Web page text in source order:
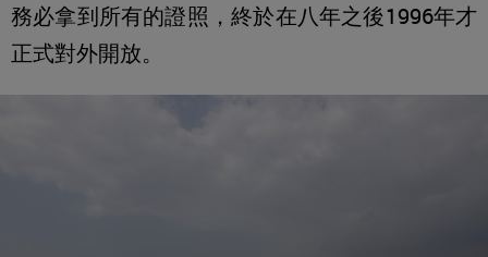
務必拿到所有的證照，終於在八年之後1996年才
正式對外開放。